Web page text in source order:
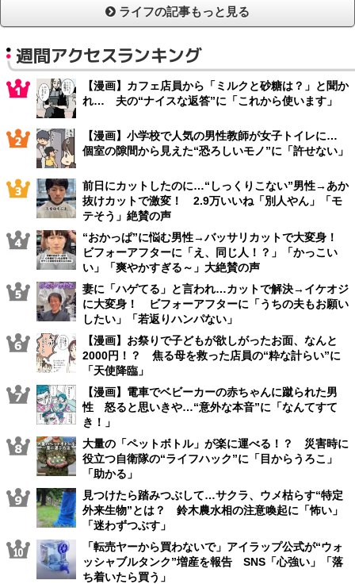
ライフの記事もっと見る
週間アクセスランキング
【漫画】カフェ店員から「ミルクと砂糖は？」と聞か
れ… 夫の“ナイスな返答”に「これから使います」
【漫画】小学校で人気の男性教師が女子トイレに…
個室の隙間から見えた“恐ろしいモノ”に「許せない」
前日にカットしたのに…“しっくりこない”男性→あか
抜けカットで激変！ 2.9万いいね「別人やん」「モ
テそう」絶賛の声
“おかっぱ”に悩む男性→バッサリカットで大変身！
ビフォーアフターに「え、同じ人！？」「かっこい
い」「爽やかすぎる～」大絶賛の声
妻に「ハゲてる」と言われ…カットで解決→イケオジ
に大変身！ ビフォーアフターに「うちの夫もお願い
したい」「若返りハンパない」
【漫画】お祭りで子どもが欲しがったお面、なんと
2000円！？ 焦る母を救った店員の“粋な計らい”に
「天使降臨」
【漫画】電車でベビーカーの赤ちゃんに蹴られた男
性 怒ると思いきや…“意外な本音”に「なんてすて
き！」
大量の「ペットボトル」が楽に運べる！？ 災害時に
役立つ自衛隊の“ライフハック”に「目からうろこ」
「助かる」
見つけたら踏みつぶして…サクラ、ウメ枯らす“特定
外来生物”とは？ 鈴木農水相の注意喚起に「怖い」
「迷わずつぶす」
「転売ヤーから買わないで」アイラップ公式が“ウォ
ッシャブルタンク”増産を報告 SNS「心強い」「落
ち着いたら買う」